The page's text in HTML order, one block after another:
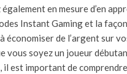
en mesure d’en
Instant Gaming et la
économiser de l’argent sur
vous soyez un joueur
il est important de